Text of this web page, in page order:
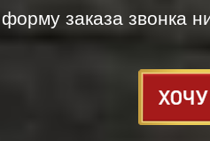
заказа звонка